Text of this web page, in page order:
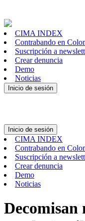
CIMA INDEX
Contrabando en
Suscripción a
Crear denuncia
Demo
Noticias
Inicio de sesión
Inicio de sesión
CIMA INDEX
Contrabando en
Suscripción a
Crear denuncia
Demo
Noticias
Decomisan